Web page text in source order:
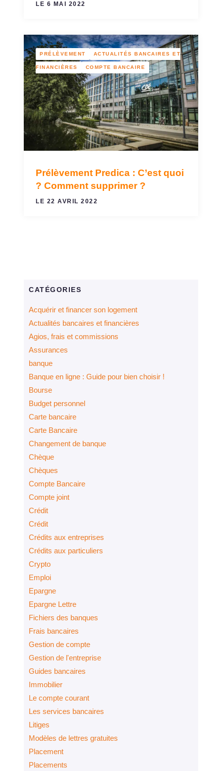
LE 6 MAI 2022
PRÉLÈVEMENT ACTUALITÉS BANCAIRES ET
FINANCIÈRES COMPTE BANCAIRE
Prélèvement Predica : C’est quoi
? Comment supprimer ?
LE 22 AVRIL 2022
CATÉGORIES
Acquérir et financer son logement
Actualités bancaires et financières
Agios, frais et commissions
Assurances
banque
Banque en ligne : Guide pour bien choisir !
Bourse
Budget personnel
Carte bancaire
Carte Bancaire
Changement de banque
Chèque
Chèques
Compte Bancaire
Compte joint
Crédit
Crédit
Crédits aux entreprises
Crédits aux particuliers
Crypto
Emploi
Epargne
Epargne Lettre
Fichiers des banques
Frais bancaires
Gestion de compte
Gestion de l'entreprise
Guides bancaires
Immobilier
Le compte courant
Les services bancaires
Litiges
Modèles de lettres gratuites
Placement
Placements